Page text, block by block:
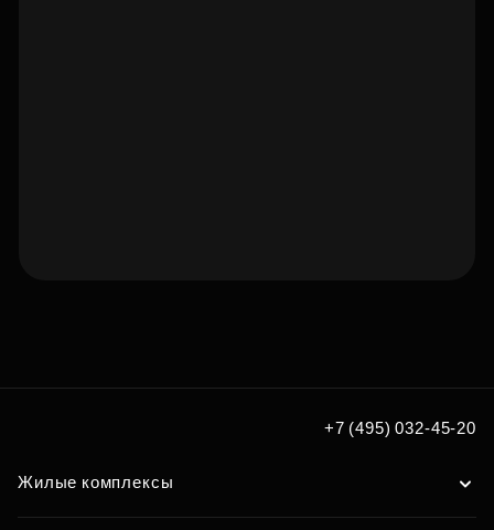
+7 (495) 032-45-20
Жилые комплексы